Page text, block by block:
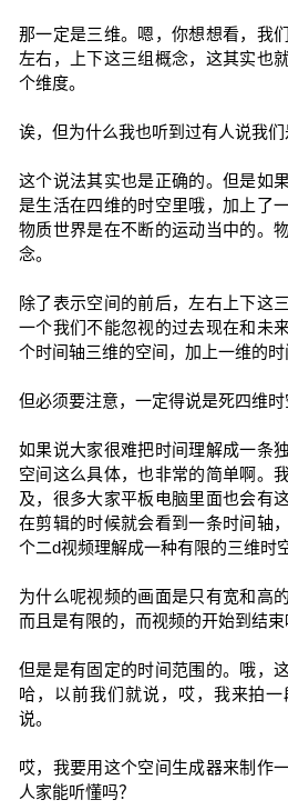
那一定是三维。嗯，你想想看，我
左右，上下这三组概念，这其实也
个维度。
诶，但为什么我也听到过有人说我们
这个说法其实也是正确的。但是如
是生活在四维的时空里哦，加上了
物质世界是在不断的运动当中的。
念。
除了表示空间的前后，左右上下这
一个我们不能忽视的过去现在和未
个时间轴三维的空间，加上一维的时
但必须要注意，一定得说是死四维时
如果说大家很难把时间理解成一条
空间这么具体，也非常的简单啊。
及，很多大家平板电脑里面也会有
在剪辑的时候就会看到一条时间轴
个二d视频理解成一种有限的三维时空
为什么呢视频的画面是只有宽和高
而且是有限的，而视频的开始到结束
但是是有固定的时间范围的。哦，
哈，以前我们就说，哎，我来拍
说。
哎，我要用这个空间生成器来制作
人家能听懂吗？